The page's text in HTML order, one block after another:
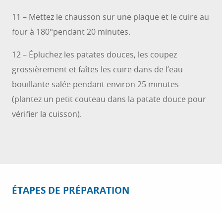
11 – Mettez le chausson sur une plaque et le cuire au
four à 180°pendant 20 minutes.
12 – Épluchez les patates douces, les coupez
grossièrement et faîtes les cuire dans de l’eau
bouillante salée pendant environ 25 minutes
(plantez un petit couteau dans la patate douce pour
vérifier la cuisson).
ÉTAPES DE PRÉPARATION